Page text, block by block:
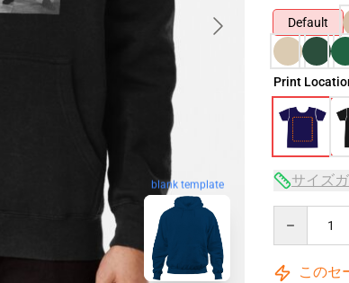
blank template
Default
Print
サイズ
このセ